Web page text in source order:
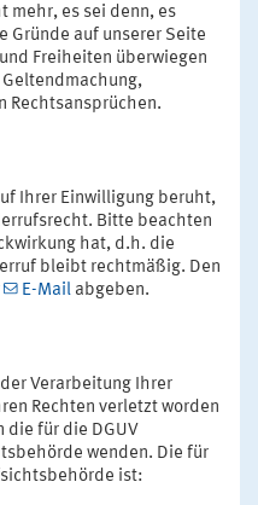
mehr, es sei denn, es
Gründe auf unserer Seite
Freiheiten überwiegen
Rechtsansprüchen.
Ihrer Einwilligung beruht,
Bitte beachten
hat, d.h. die
bleibt rechtmäßig. Den
E-Mail abgeben.
Verarbeitung Ihrer
Rechten verletzt worden
die für die DGUV
wenden. Die für
ist: